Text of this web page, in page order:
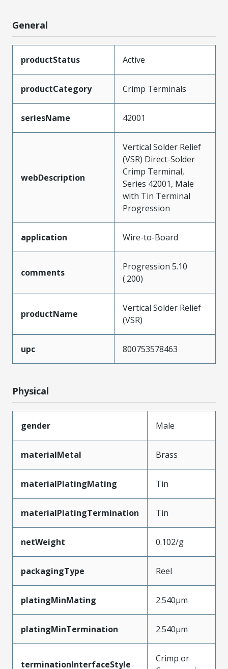
General
productStatus Active
productCategory Crimp Terminals
seriesName 42001
webDescription
Vertical Solder Relief
(VSR) Direct-Solder
Crimp Terminal,
Series 42001, Male
with Tin Terminal
Progression
application Wire-to-Board
comments
Progression 5.10
(.200)
productName
Vertical Solder Relief
(VSR)
upc 800753578463
Physical
gender Male
materialMetal Brass
materialPlatingMating Tin
materialPlatingTermination Tin
netWeight 0.102/g
packagingType Reel
platingMinMating 2.540µm
platingMinTermination 2.540µm
terminationInterfaceStyle
Crimp or